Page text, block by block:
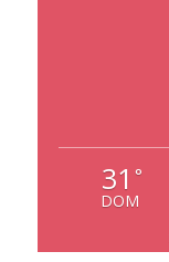
31 °
DOM